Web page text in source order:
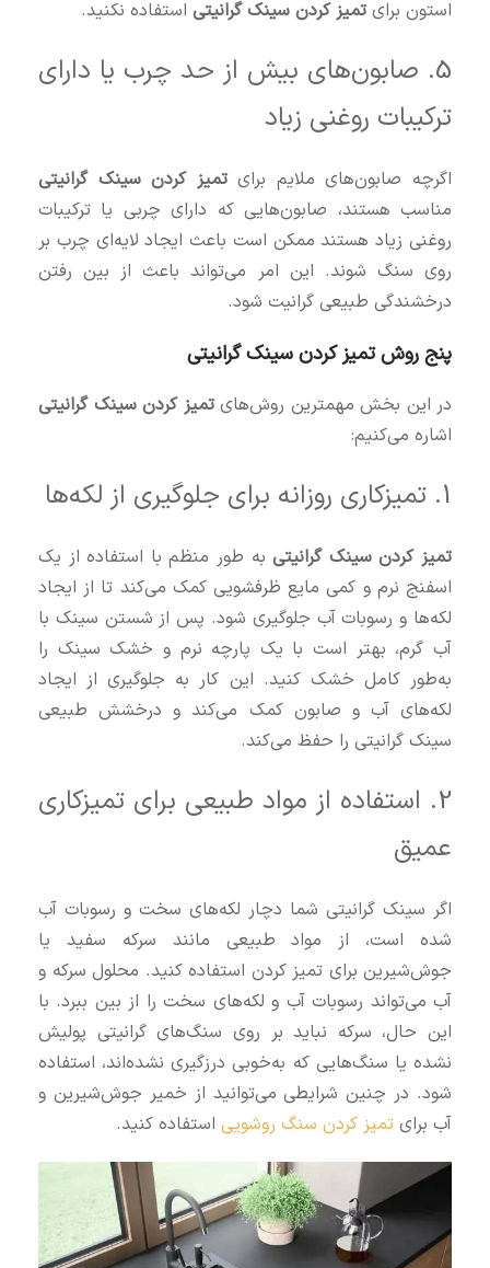
استون برای تمیز کردن سینک گرانیتی استفاده نکنید.
5. صابون‌های بیش از حد چرب یا دارای
ترکیبات روغنی زیاد
اگرچه صابون‌های ملایم برایتمیز کردن سینک گرانیتی
مناسب هستند، صابون‌هایی که دارای چربی یا ترکیبات
روغنی زیاد هستند ممکن است باعث ایجاد لایه‌ای چرب بر
روی سنگ شوند. این امر می‌تواند باعث از بین رفتن
درخشندگی طبیعی گرانیت شود.
پنج روش تمیز کردن سینک گرانیتی
در این بخش مهمترین روش‌هایتمیز کردن سینک گرانیتی
اشاره می‌کنیم:
1. تمیزکاری روزانه برای جلوگیری از لکه‌ها
تمیز کردن سینک گرانیتیبه طور منظم با استفاده از یک
اسفنج نرم و کمی مایع ظرفشویی کمک می‌کند تا از ایجاد
لکه‌ها و رسوبات آب جلوگیری شود. پس از شستن سینک با
آب گرم، بهتر است با یک پارچه نرم و خشک سینک را
به‌طور کامل خشک کنید. این کار به جلوگیری از ایجاد
لکه‌های آب و صابون کمک می‌کند و درخشش طبیعی
سینک گرانیتی را حفظ می‌کند.
2. استفاده از مواد طبیعی برای تمیزکاری
عمیق
اگر سینک گرانیتی شما دچار لکه‌های سخت و رسوبات آب
شده است، از مواد طبیعی مانند سرکه سفید یا
جوش‌شیرین برای تمیز کردن استفاده کنید. محلول سرکه و
آب می‌تواند رسوبات آب و لکه‌های سخت را از بین ببرد. با
این حال، سرکه نباید بر روی سنگ‌های گرانیتی پولیش
نشده یا سنگ‌هایی که به‌خوبی درزگیری نشده‌اند، استفاده
شود. در چنین شرایطی می‌توانید از خمیر جوش‌شیرین و
آب برای تميز كردن سنگ روشويی استفاده کنید.